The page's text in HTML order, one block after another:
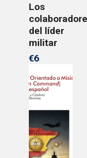
Los
del líder
militar
€6